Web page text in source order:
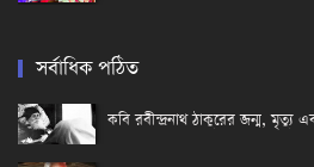
সর্বাধিক পঠিত
কবি রবীন্দ্রনাথ ঠাকুরের জন্ম, মৃত্যু